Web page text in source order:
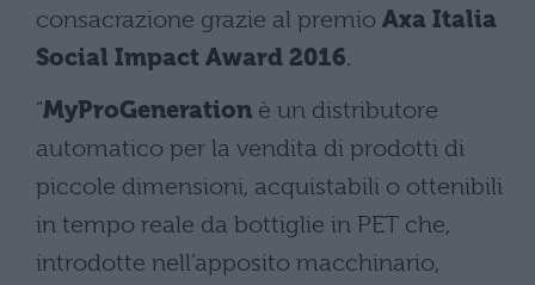
consacrazione grazie al premio Axa Italia
Social Impact Award 2016.
"MyProGeneration è un distributore
automatico per la vendita di prodotti di
piccole dimensioni, acquistabili o ottenibili
in tempo reale da bottiglie in PET che,
introdotte nell’apposito macchinario,